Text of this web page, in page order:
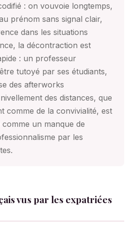
: on vouvoie longtemps,
prénom sans signal clair,
dans les situations
la décontraction est
: un professeur
tutoyé par ses étudiants,
des afterworks
des distances, que
comme de la convivialité, est
un manque de
par les
vus par les expatriées